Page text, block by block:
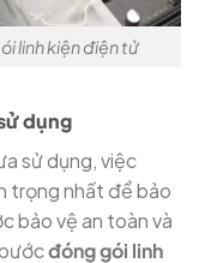
linh kiện điện tử
dụng
sử dụng, việc
trọng nhất để bảo
bảo vệ an toàn và
đóng gói linh